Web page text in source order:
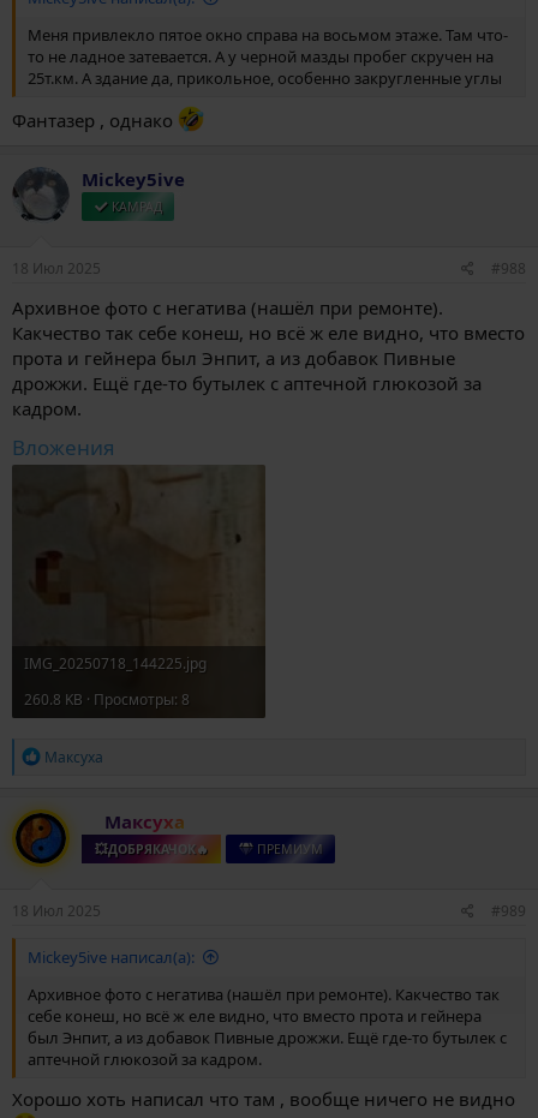
Меня привлекло пятое окно справа на восьмом этаже. Там что-
то не ладное затевается. А у черной мазды пробег скручен на
25т.км. А здание да, прикольное, особенно закругленные углы
Фантазер , однако
Mickey5ive
КАМРАД
18 Июл 2025 #988
Архивное фото с негатива (нашёл при ремонте).
Какчество так себе конеш, но всё ж еле видно, что вместо
прота и гейнера был Энпит, а из добавок Пивные
дрожжи. Ещё где-то бутылек с аптечной глюкозой за
кадром.
Вложения
IMG_20250718_144225.jpg
260.8 KB · Просмотры: 8
Р
к
ц
и
и
Максуха
Максуха
💥ДОБРЯКАЧОК🔥 ПРЕМИУМ
18 Июл 2025 #989
Mickey5ive написал(а):
Архивное фото с негатива (нашёл при ремонте). Какчество так
себе конеш, но всё ж еле видно, что вместо прота и гейнера
был Энпит, а из добавок Пивные дрожжи. Ещё где-то бутылек с
аптечной глюкозой за кадром.
Хорошо хоть написал что там , вообще ничего не видно